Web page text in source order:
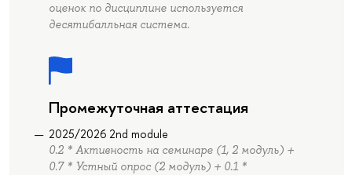
оценок по дисциплине используется
десятибалльная система.
Промежуточная аттестация
2025/2026 2nd module
0.2 * Активность на семинаре (1, 2 модуль) +
0.7 * Устный опрос (2 модуль) + 0.1 *